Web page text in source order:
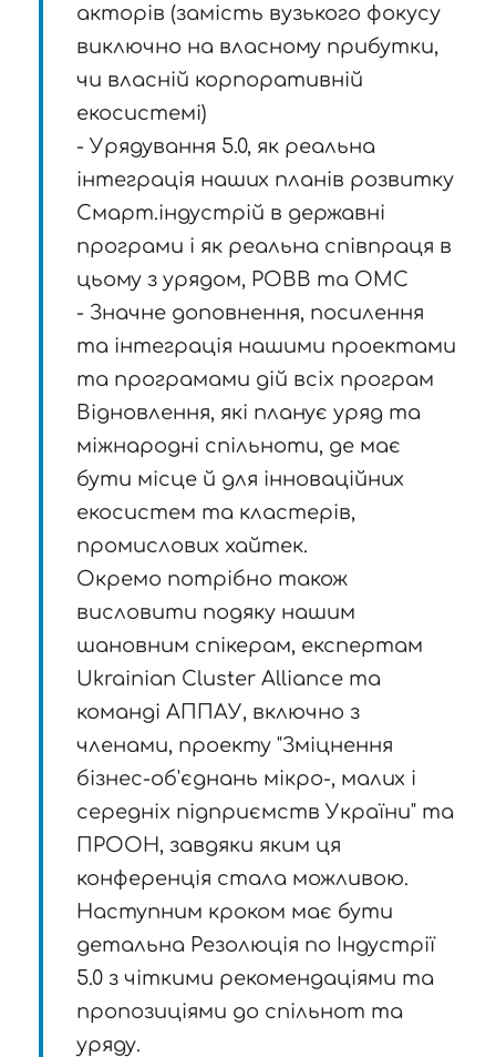
акторів (замість вузького фокусу
виключно на власному прибутки,
чи власній корпоративній
екосистемі)
- Урядування 5.0, як реальна
інтеграція наших планів розвитку
Смарт.індустрій в державні
програми і як реальна співпраця в
цьому з урядом, РОВВ та ОМС
- Значне доповнення, посилення
та інтеграція нашими проектами
та програмами дій всіх програм
Відновлення, які планує уряд та
міжнародні спільноти, де має
бути місце й для інноваційних
екосистем та кластерів,
промислових хайтек.
Окремо потрібно також
висловити подяку нашим
шановним спікерам, експертам
Ukrainian Cluster Alliance та
команді АППАУ, включно з
членами, проекту "Зміцнення
бізнес-об'єднань мікро-, малих і
середніх підприємств України" та
ПРООН, завдяки яким ця
конференція стала можливою.
Наступним кроком має бути
детальна Резолюція по Індустрії
5.0 з чіткими рекомендаціями та
пропозиціями до спільнот та
уряду.